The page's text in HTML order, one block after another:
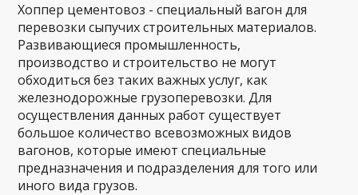
Хоппер цементовоз - специальный вагон для
перевозки сыпучих строительных материалов.
Развивающиеся промышленность,
производство и строительство не могут
обходиться без таких важных услуг, как
железнодорожные грузоперевозки. Для
осуществления данных работ существует
большое количество всевозможных видов
вагонов, которые имеют специальные
предназначения и подразделения для того или
иного вида грузов.